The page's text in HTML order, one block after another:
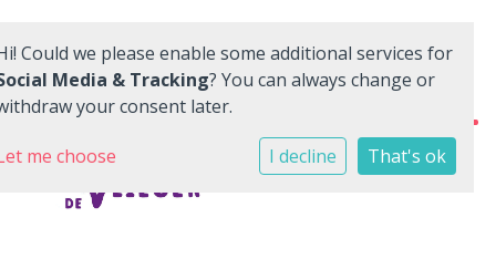
Home
Onze school
Could we please enable some additional services for
Media & Tracking? You can always change or
your consent later.
me choose I decline That's ok